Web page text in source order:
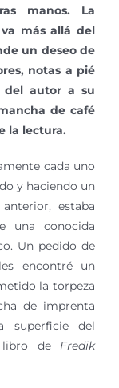
manos. La
más allá del
un deseo de
notas a pié
del autor a su
de café
la lectura.
cada uno
y haciendo un
estaba
una conocida
Un pedido de
encontré un
la torpeza
de imprenta
superficie del
de Fredik